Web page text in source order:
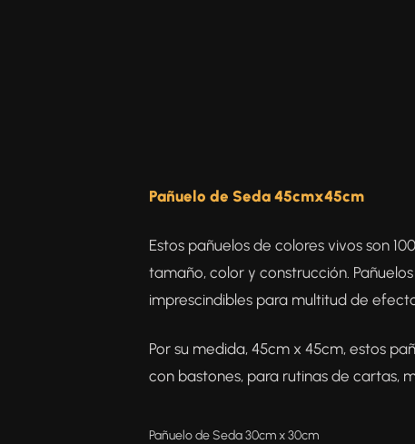
Pañuelo de Seda 45cmx45cm
Estos pañuelos de colores vivos son
tamaño, color y construcción.
imprescindibles para multitud de
Por su medida, 45cm x 45cm, estos
con bastones, para rutinas de cartas,
Pañuelo de Seda 30cm x 30cm